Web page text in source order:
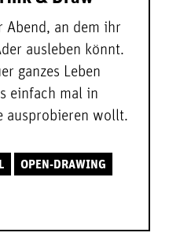
Abend, an dem ihr
ausleben könnt.
ganzes Leben
einfach mal in
ausprobieren wollt.
OPEN-DRAWING